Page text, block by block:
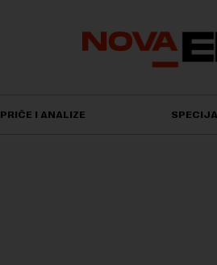
PRIČE I ANALIZE